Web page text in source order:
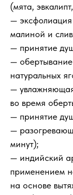
(мята,
— эксфолиация
малиной и
— принятие
—
натуральных
—
во время
— принятие
—
минут);
— индийский
применением
на основе